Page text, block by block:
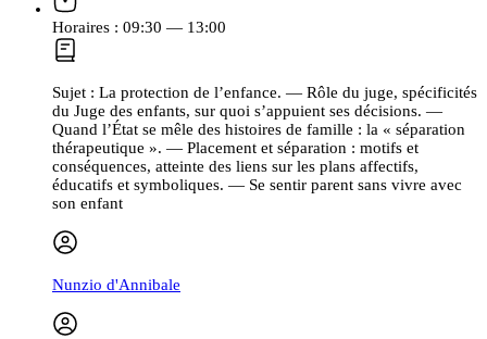
Horaires : 09:30 — 13:00
Sujet : La protection de l’enfance. — Rôle du juge, spécificités
du Juge des enfants, sur quoi s’appuient ses décisions. —
Quand l’État se mêle des histoires de famille : la « séparation
thérapeutique ». — Placement et séparation : motifs et
conséquences, atteinte des liens sur les plans affectifs,
éducatifs et symboliques. — Se sentir parent sans vivre avec
son enfant
Nunzio d'Annibale